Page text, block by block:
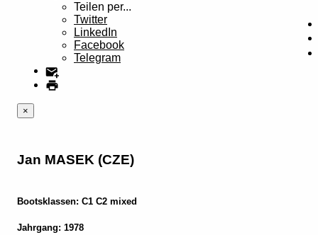
Teilen per...
Twitter
LinkedIn
Facebook
Telegram
×
Jan MASEK (CZE)
Bootsklassen: C1 C2 mixed
Jahrgang: 1978